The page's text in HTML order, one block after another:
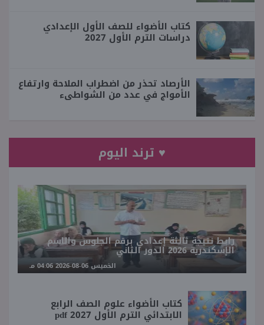
كتاب الأضواء للصف الأول الإعدادي
دراسات الترم الأول 2027
الأرصاد تحذر من اضطراب الملاحة وارتفاع
الأمواج في عدد من الشواطىء
♥ ترند اليوم
رابط نتيجة ثالثة إعدادي برقم الجلوس والاسم
الإسكندرية 2026 الدور الثاني
الخميس 06-08-2026 04:06 مـ
كتاب الأضواء علوم الصف الرابع
الابتدائي الترم الأول 2027 pdf